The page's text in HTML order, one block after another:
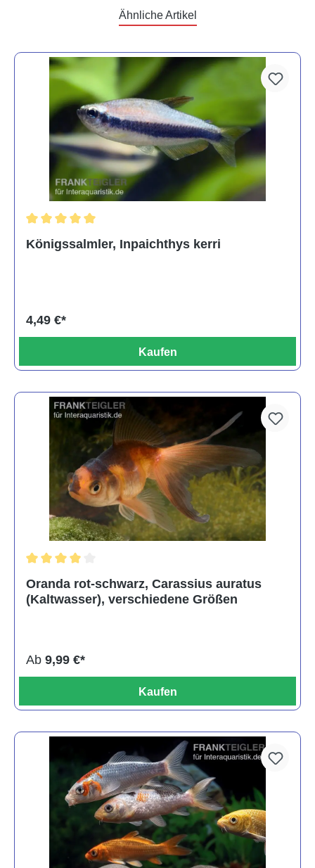
Ähnliche Artikel
Königssalmler, Inpaichthys kerri
4,49 €*
Kaufen
Oranda rot-schwarz, Carassius auratus
(Kaltwasser), verschiedene Größen
Ab 9,99 €*
Kaufen